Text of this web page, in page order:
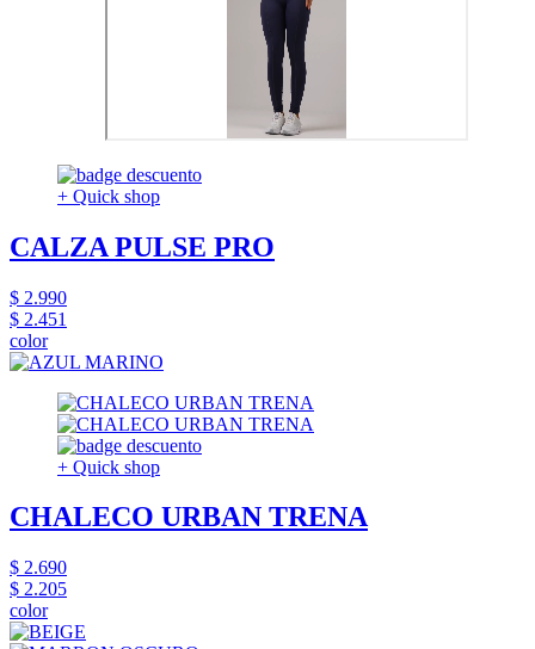
+ Quick shop
CALZA PULSE PRO
$ 2.990
$ 2.451
color
+ Quick shop
CHALECO URBAN TRENA
$ 2.690
$ 2.205
color